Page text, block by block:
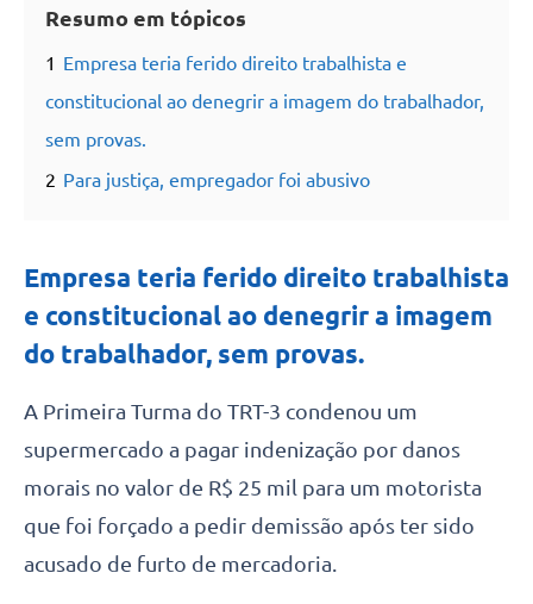
Resumo em tópicos
1 Empresa teria ferido direito trabalhista e
constitucional ao denegrir a imagem do trabalhador,
sem provas.
2 Para justiça, empregador foi abusivo
Empresa teria ferido direito trabalhista
e constitucional ao denegrir a imagem
do trabalhador, sem provas.
A Primeira Turma do TRT-3 condenou um
supermercado a pagar indenização por danos
morais no valor de R$ 25 mil para um motorista
que foi forçado a pedir demissão após ter sido
acusado de furto de mercadoria.